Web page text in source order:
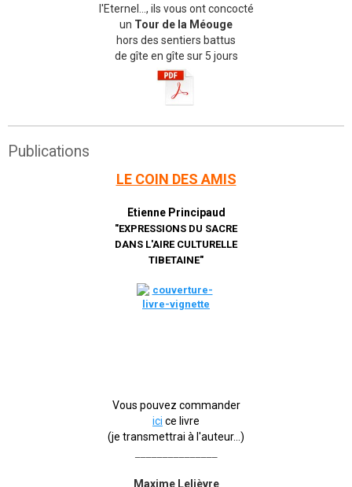
l'Eternel..., ils vous ont concocté
un Tour de la Méouge
hors des sentiers battus
de gîte en gîte sur 5 jours
Publications
LE COIN DES AMIS
Etienne Principaud
"EXPRESSIONS DU SACRE
DANS L'AIRE CULTURELLE
TIBETAINE"
Vous pouvez commander
ici ce livre
(je transmettrai à l'auteur...)
Maxime Lelièvre